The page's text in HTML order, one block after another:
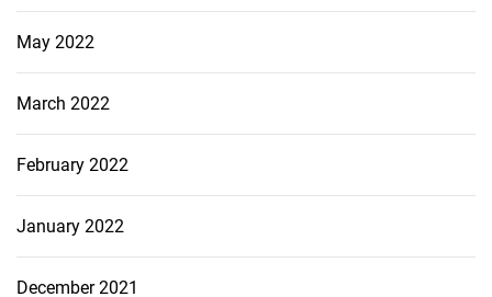
May 2022
March 2022
February 2022
January 2022
December 2021